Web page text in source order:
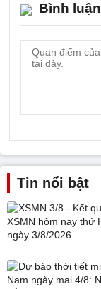
Bình luận
Tin nổi bật